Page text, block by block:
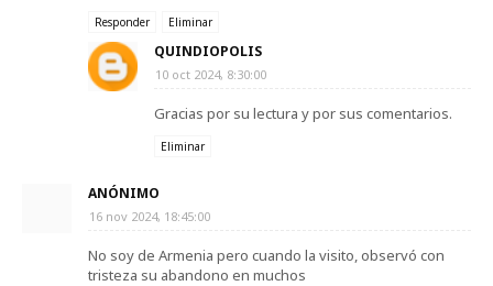
Responder Eliminar
QUINDIOPOLIS
10 oct 2024, 8:30:00
Gracias por su lectura y por sus comentarios.
Eliminar
ANÓNIMO
16 nov 2024, 18:45:00
No soy de Armenia pero cuando la visito, observó con
tristeza su abandono en muchos